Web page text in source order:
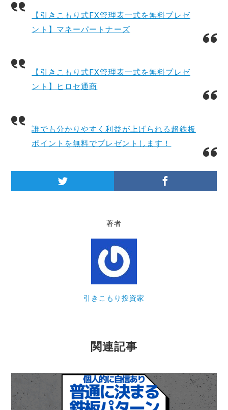
【引きこもり式FX管理表一式を無料プレゼ
ント】マネーパートナーズ
【引きこもり式FX管理表一式を無料プレゼ
ント】ヒロセ通商
誰でも分かりやすく利益が上げられる超鉄板
ポイントを無料でプレゼントします！
著者
引きこもり投資家
関連記事